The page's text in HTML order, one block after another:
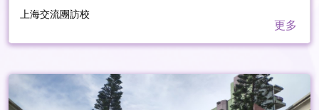
上海交流團訪校
更多